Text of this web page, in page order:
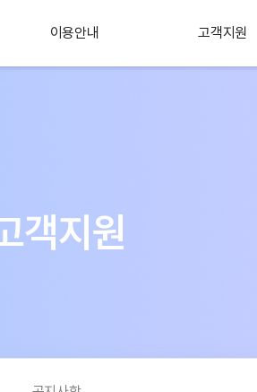
이용안내 고객지원
객지원